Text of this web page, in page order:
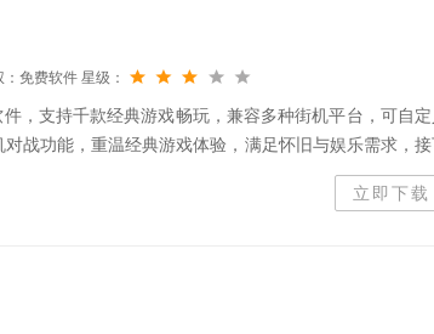
：免费软件 星级：
，支持千款经典游戏畅玩，兼容多种街机平台，可自定
战功能，重温经典游戏体验，满足怀旧与娱乐需求，
亮点1、资源海量海量游戏库持续更新经典与...
立即下载